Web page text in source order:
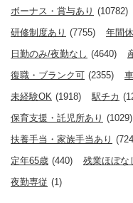
ボーナス・賞与あり (10782)
研修制度あり (7755) 年間
日勤のみ/夜勤なし (4640)
復職・ブランク可 (2355)
未経験OK (1918) 駅チカ
保育支援・託児所あり (1029)
扶養手当・家族手当あり
定年65歳 (440) 残業ほぼな
夜勤専従 (1)